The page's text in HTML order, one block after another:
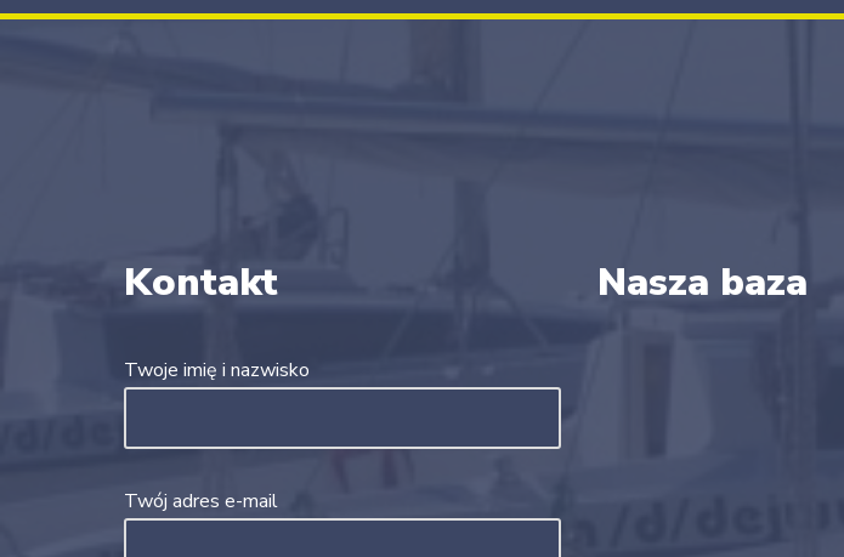
Kontakt
Twoje imię i nazwisko
Twój adres e-mail
Nasza baza